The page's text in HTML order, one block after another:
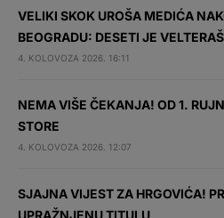
VELIKI SKOK UROŠA MEDIĆA
BEOGRADU: DESETI JE
4. KOLOVOZA 2026. 16:11
NEMA VIŠE ČEKANJA! OD 1.
STORE
4. KOLOVOZA 2026. 12:07
SJAJNA VIJEST ZA HRGOVIĆA!
UPRAŽNJENU TITULU